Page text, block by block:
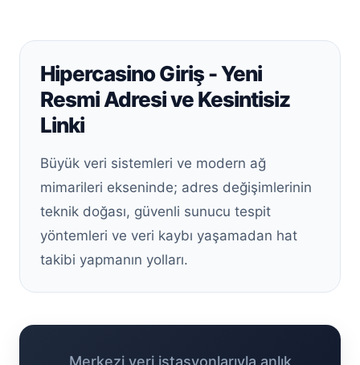
Hipercasino Giriş - Yeni
Resmi Adresi ve Kesintisiz
Linki
Büyük veri sistemleri ve modern ağ
mimarileri ekseninde; adres değişimlerinin
teknik doğası, güvenli sunucu tespit
yöntemleri ve veri kaybı yaşamadan hat
takibi yapmanın yolları.
Merkezi veri istasyonlarıyla anlık